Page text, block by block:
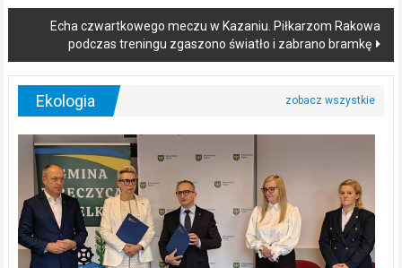
Echa czwartkowego meczu w Kazaniu. Piłkarzom Rakowa
podczas treningu zgaszono światło i zabrano bramkę
Ekologia